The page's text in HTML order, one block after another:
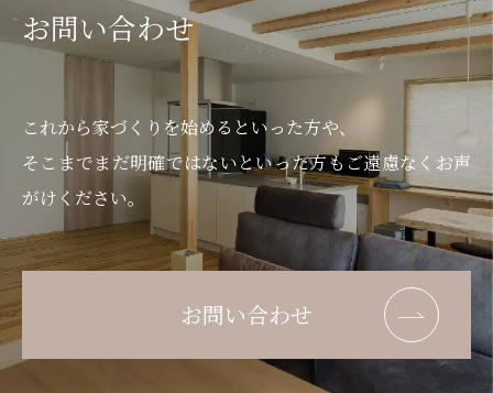
お問い合わせ
これから家づくりを始めるといった方や、
そこまでまだ明確ではないといった方もご遠慮なくお声
がけください。
お問い合わせ